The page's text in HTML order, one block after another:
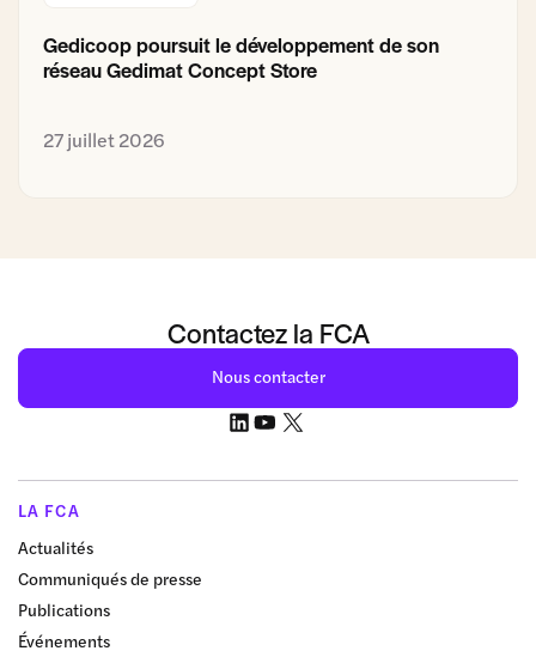
Gedicoop poursuit le développement de son
réseau Gedimat Concept Store
27 juillet 2026
Contactez la FCA
Nous contacter
LA FCA
Actualités
Communiqués de presse
Publications
Événements